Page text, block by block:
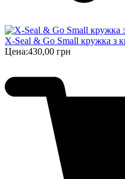
X-Seal & Go Small кружка з
Цена:430,00 грн